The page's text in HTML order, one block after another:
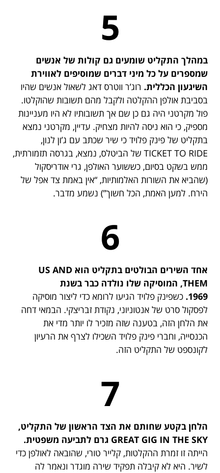
5
במהלך התקליט שומעים גם קולות של אנשים
שמספרים על כל מיני דברים שמוסיפים לאווירת
השיגעון הכללית. רוג’ר ווטרס דאג לשאול אנשים שהיו
בסביבת אולפן ההקלטה ולקבל מהם תשובות שהוקלטו.
פול מקרטני היה גם כן שם אך תשובותיו לא היו מעניינות
מספיק, כי הוא ניסה להיות מצחיק. עדיין, מקרטני נמצא
בתקליט של פינק פלויד כי שיר שכתב עם ג’ון לנון,
TICKET TO RIDE של הביטלס, נמצא, בגרסה תזמורתית,
ממש בשקט בסיום, כששוער האולפן, גרי אודריסקול
(שהביא את השורות האלמותיות, “אין באמת צד אפל של
הירח. למען האמת, הכל חשוך”) נשמע מדבר.
6
אחד השירים הבולטים בתקליט הוא US AND
THEM, המוסיקה שלו נולדה כבר בשנת
1969. כשפינק פלויד הגיעו לרומא כדי ליצור מוסיקה
לפסקול סרט של אנטוניוני, נקודת זבריצקי. הבמאי דחה
את הלחן הזה, בטענה שזה מזכיר לו יותר מדי את
הכנסייה, וחברי פינק פלויד השכילו לצרף את הרעיון
לקונספט של התקליט הזה.
7
הלחן בקטע שחותם את הצד הראשון של התקליט,
GREAT GIG IN THE SKY גרם לתביעה משפטית.
הייתה זו זמרת ההקלטות, קלייר טורי, שהובאה לאולפן כדי
לשיר. היא לא קיבלה תפקיד שירה מוגדר ונאמר לה